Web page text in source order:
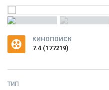
КИНОПОИСК
7.4 (177219)
ТИП